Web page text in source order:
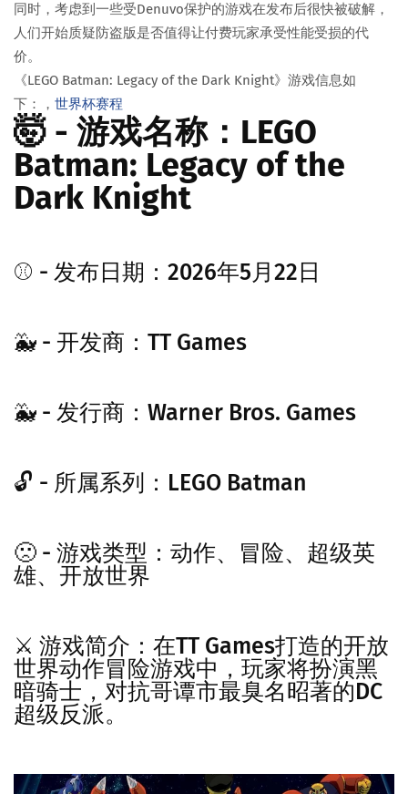
同时，考虑到一些受Denuvo保护的游戏在发布后很快被破解，
人们开始质疑防盗版是否值得让付费玩家承受性能受损的代
价。
《LEGO Batman: Legacy of the Dark Knight》游戏信息如
下：， 世界杯赛程
🤯 - 游戏名称：LEGO
Batman: Legacy of the
Dark Knight
⚾ - 发布日期：2026年5月22日
🐳 - 开发商：TT Games
🐳 - 发行商：Warner Bros. Games
🔓 - 所属系列：LEGO Batman
🙁 - 游戏类型：动作、冒险、超级英
雄、开放世界
⚔️ 游戏简介：在TT Games打造的开放
世界动作冒险游戏中，玩家将扮演黑
暗骑士，对抗哥谭市最臭名昭著的DC
超级反派。